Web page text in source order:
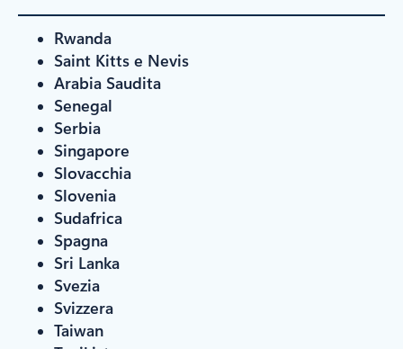
Rwanda
Saint Kitts e Nevis
Arabia Saudita
Senegal
Serbia
Singapore
Slovacchia
Slovenia
Sudafrica
Spagna
Sri Lanka
Svezia
Svizzera
Taiwan